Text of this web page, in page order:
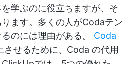
学ぶのに役立ちますが、そ
ます。多くの人がCodaテン
のには理由がある。 Coda
させるために、Coda の代用